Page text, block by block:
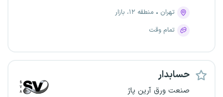
تهران
منطقه ۱۲، بازار
تمام وقت
حسابدار
صنعت ورق آرین پاژ